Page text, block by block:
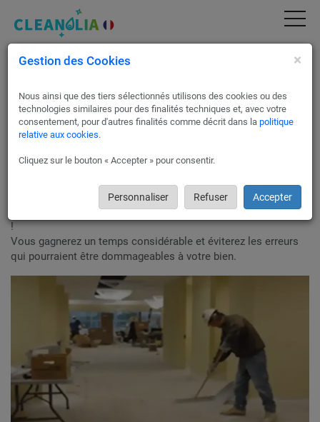
Nettoyage de fin de chantier sur toute la
Cleanolia France fait intervenir ses partenaires pour vos
nettoyages de fin de chantier.
disposer, ou de livrer à vos clients, des locaux propres,
Pour une remise en état efficace, passez par Cleanolia France
!
Vous gagnerez un temps considérable et éviterez les erreurs
qui pourraient être dommageables à votre bien.
Gestion des Cookies ×
Nous ainsi que des tiers sélectionnés utilisons des cookies ou des
technologies similaires pour des finalités techniques et, avec votre
consentement, pour d'autres finalités comme décrit dans la politique
relative aux cookies.
Cliquez sur le bouton « Accepter » pour consentir.
Personnaliser Refuser Accepter